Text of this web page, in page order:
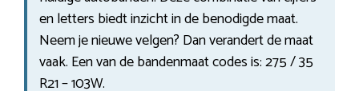
en letters biedt inzicht in de benodigde maat.
Neem je nieuwe velgen? Dan verandert de maat
vaak. Een van de bandenmaat codes is: 275 / 35
R21 – 103W.